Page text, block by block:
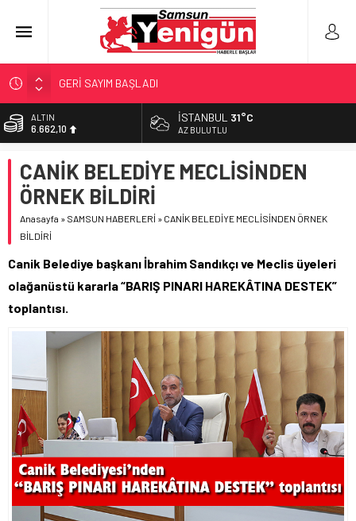
GERİ SAYIM BAŞLADI
SAMSUNSPOR’DA HEDEF 5’İNCİLİK!
‘BAFRA’YA YATIRIM YAPIN!’
YÖNETİCİ SEÇERKEN YAPILAN EN BÜYÜK HATALAR
ALTIN
6.662,10
13.779,39
DOLAR
47,6954
EURO
İSTANBUL 31°C
AZ BULUTLU
CANİK BELEDİYE MECLİSİNDEN
ÖRNEK BİLDİRİ
Anasayfa » SAMSUN HABERLERİ » CANİK BELEDİYE MECLİSİNDEN ÖRNEK
BİLDİRİ
Canik Belediye başkanı İbrahim Sandıkçı ve Meclis üyeleri
olağanüstü kararla “BARIŞ PINARI HAREKÂTINA DESTEK”
toplantısı.